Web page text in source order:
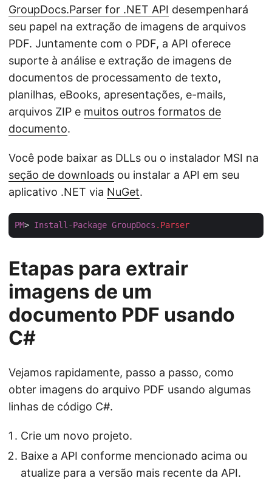
GroupDocs.Parser for .NET API desempenhará
seu papel na extração de imagens de arquivos
PDF. Juntamente com o PDF, a API oferece
suporte à análise e extração de imagens de
documentos de processamento de texto,
planilhas, eBooks, apresentações, e-mails,
arquivos ZIP e muitos outros formatos de
documento.
Você pode baixar as DLLs ou o instalador MSI na
seção de downloads ou instalar a API em seu
aplicativo .NET via NuGet.
PM> Install-Package GroupDocs .Parser
Etapas para extrair
imagens de um
documento PDF usando
C#
Vejamos rapidamente, passo a passo, como
obter imagens do arquivo PDF usando algumas
linhas de código C#.
Crie um novo projeto.
Baixe a API conforme mencionado acima ou
atualize para a versão mais recente da API.